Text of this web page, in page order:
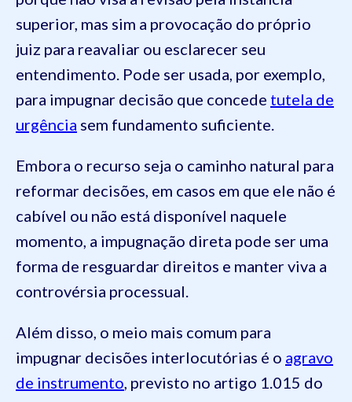
superior, mas sim a provocação do próprio
juiz para reavaliar ou esclarecer seu
entendimento. Pode ser usada, por exemplo,
para impugnar decisão que concede tutela de
urgência sem fundamento suficiente.
Embora o recurso seja o caminho natural para
reformar decisões, em casos em que ele não é
cabível ou não está disponível naquele
momento, a impugnação direta pode ser uma
forma de resguardar direitos e manter viva a
controvérsia processual.
Além disso, o meio mais comum para
impugnar decisões interlocutórias é o agravo
de instrumento , previsto no artigo 1.015 do